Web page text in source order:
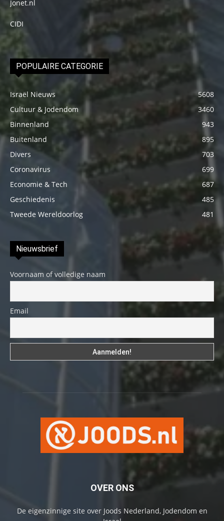
Jonet.nl
CIDI
POPULAIRE CATEGORIE
Israël Nieuws
5608
Cultuur & Jodendom
3460
Binnenland
943
Buitenland
895
Divers
703
Coronavirus
699
Economie & Tech
687
Geschiedenis
485
Tweede Wereldoorlog
481
Nieuwsbrief
Voornaam of volledige naam
Email
OVER ONS
De eigenzinnige site over Joods Nederland, Jodendom en